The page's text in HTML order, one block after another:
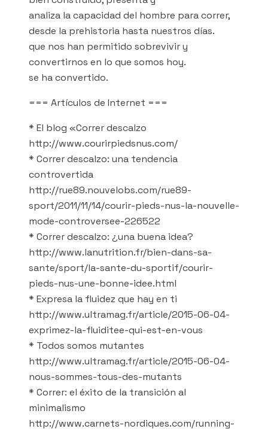
analiza la capacidad del hombre para correr,
desde la prehistoria hasta nuestros días.
que nos han permitido sobrevivir y
convertirnos en lo que somos hoy.
se ha convertido.
=== Artículos de Internet ===
* El blog «Correr descalzo
http://www.courirpiedsnus.com/
* Correr descalzo: una tendencia
controvertida
http://rue89.nouvelobs.com/rue89-
sport/2011/11/14/courir-pieds-nus-la-nouvelle-
mode-controversee-226522
* Correr descalzo: ¿una buena idea?
http://www.lanutrition.fr/bien-dans-sa-
sante/sport/la-sante-du-sportif/courir-
pieds-nus-une-bonne-idee.html
* Expresa la fluidez que hay en ti
http://www.ultramag.fr/article/2015-06-04-
exprimez-la-fluiditee-qui-est-en-vous
* Todos somos mutantes
http://www.ultramag.fr/article/2015-06-04-
nous-sommes-tous-des-mutants
* Correr: el éxito de la transición al
minimalismo
http://www.carnets-nordiques.com/running-